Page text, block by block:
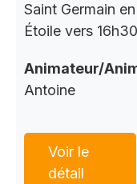
Saint Germain
Étoile vers 16h30
Animateur/
Antoine
Voir le
détail